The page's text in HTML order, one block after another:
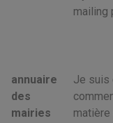
mailing
annuaire
des
mairies
Je suis